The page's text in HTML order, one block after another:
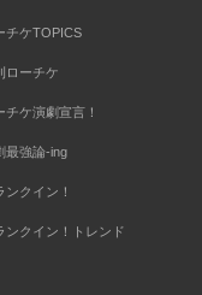
チケTOPICS
ローチケ
チケ演劇宣言！
最強論-ing
ンクイン！
ンクイン！トレンド